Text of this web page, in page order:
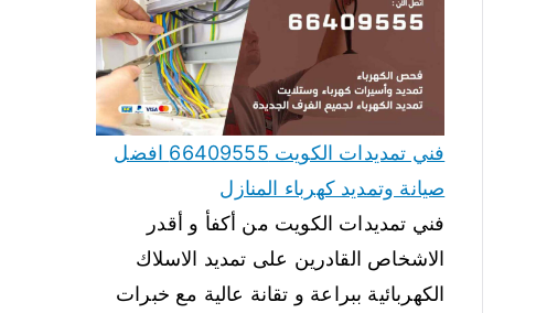
فني تمديدات الكويت 66409555 افضل
صيانة وتمديد كهرباء المنازل
فني تمديدات الكويت من أكفأ و أقدر
الاشخاص القادرين على تمديد الاسلاك
الكهربائية ببراعة و تقانة عالية مع خبرات